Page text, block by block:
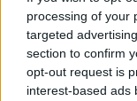
processing of your
targeted
section to confirm
opt-out request is
interest-based ads